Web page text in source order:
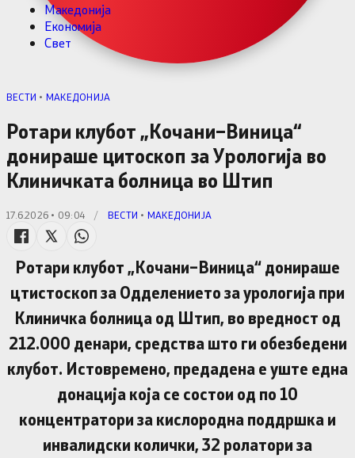
Македонија
Економија
Свет
ВЕСТИ • МАКЕДОНИЈА
Ротари клубот „Кочани–Виница“
донираше цитоскоп за Урологија во
Клиничката болница во Штип
17.6.2026 • 09:04 / ВЕСТИ • МАКЕДОНИЈА
Ротари клубот „Кочани–Виница“ донираше
цтистоскоп за Одделението за урологија при
Клиничка болница од Штип, во вредност од
212.000 денари, средства што ги обезбедени
клубот. Истовремено, предадена е уште една
донација која се состои од по 10
концентратори за кислородна поддршка и
инвалидски колички, 32 ролатори за